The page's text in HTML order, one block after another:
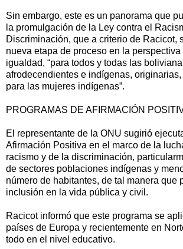
Sin embargo, este es un panorama que
la promulgación de la Ley contra el
Discriminación, que a criterio de Racicot,
nueva etapa de proceso en la
igualdad, “para todos y todas las
afrodecendientes e indígenas, originarias,
para las mujeres indígenas”.
PROGRAMAS DE AFIRMACIÓN
El representante de la ONU sugirió
Afirmación Positiva en el marco de la
racismo y de la discriminación,
de sectores poblaciones indígenas y
número de habitantes, de tal manera que
inclusión en la vida pública y civil.
Racicot informó que este programa se
países de Europa y recientemente en
todo en el nivel educativo.